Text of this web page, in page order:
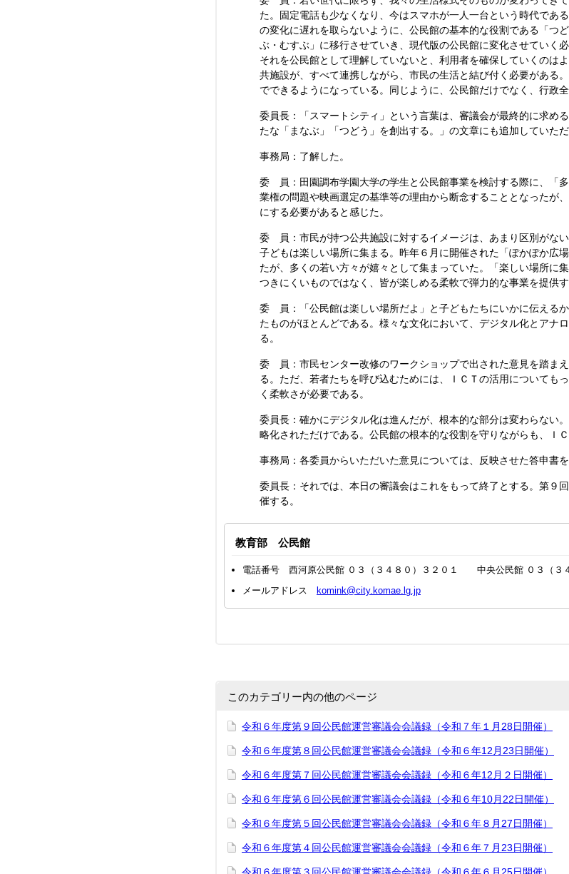
た。固定電話も少なくなり、今はスマホが一人一台という時代であ
の変化に遅れを取らないように、公民館の基本的な役割である「つ
ぶ・むすぶ」に移行させていき、現代版の公民館に変化させていく
それを公民館として理解していないと、利用者を確保していくのは
共施設が、すべて連携しながら、市民の生活と結び付く必要がある
でできるようになっている。同じように、公民館だけでなく、行政
委員長：「スマートシティ」という言葉は、審議会が最終的に求め
たな「まなぶ」「つどう」を創出する。」の文章にも追加していただ
事務局：了解した。
委 員：田園調布学園大学の学生と公民館事業を検討する際に、「
業権の問題や映画選定の基準等の理由から断念することとなったが
にする必要があると感じた。
委 員：市民が持つ公共施設に対するイメージは、あまり区別がな
子どもは楽しい場所に集まる。昨年６月に開催された「ぽかぽか広
たが、多くの若い方々が嬉々として集まっていた。「楽しい場所に
つきにくいものではなく、皆が楽しめる柔軟で弾力的な事業を提供
委 員：「公民館は楽しい場所だよ」と子どもたちにいかに伝える
たものがほとんどである。様々な文化において、デジタル化とアナ
る。
委 員：市民センター改修のワークショップで出された意見を踏ま
る。ただ、若者たちを呼び込むためには、ＩＣＴの活用についても
く柔軟さが必要である。
委員長：確かにデジタル化は進んだが、根本的な部分は変わらない
略化されただけである。公民館の根本的な役割を守りながらも、Ｉ
事務局：各委員からいただいた意見については、反映させた答申書
委員長：それでは、本日の審議会はこれをもって終了とする。第９
催する。
教育部 公民館
電話番号 西河原公民館 ０３（３４８０）３２０１ 中央公民館 ０３（３
メールアドレス
komink@city.komae.lg.jp
このカテゴリー内の他のページ
令和６年度第９回公民館運営審議会会議録（令和７年１月28日開催）
令和６年度第８回公民館運営審議会会議録（令和６年12月23日開催）
令和６年度第７回公民館運営審議会会議録（令和６年12月２日開催）
令和６年度第６回公民館運営審議会会議録（令和６年10月22日開催）
令和６年度第５回公民館運営審議会会議録（令和６年８月27日開催）
令和６年度第４回公民館運営審議会会議録（令和６年７月23日開催）